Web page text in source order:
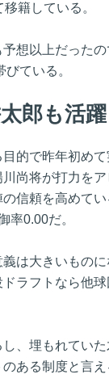
籍している。
想以上だった
ている。
郎も活躍
的で昨年初め
尚将が打力をア
信頼を高めて
率0.00だ。
は大きいもの
ラフトなら他
、埋もれてい
ある制度と言え